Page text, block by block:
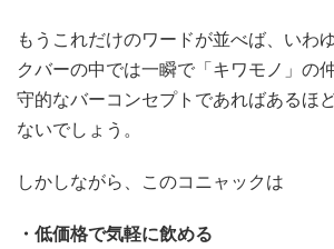
もうこれだけのワードが並べば、いわ
クバーの中では一瞬で「キワモノ」の
守的なバーコンセプトであればあるほ
ないでしょう。
しかしながら、このコニャックは
・低価格で気軽に飲める